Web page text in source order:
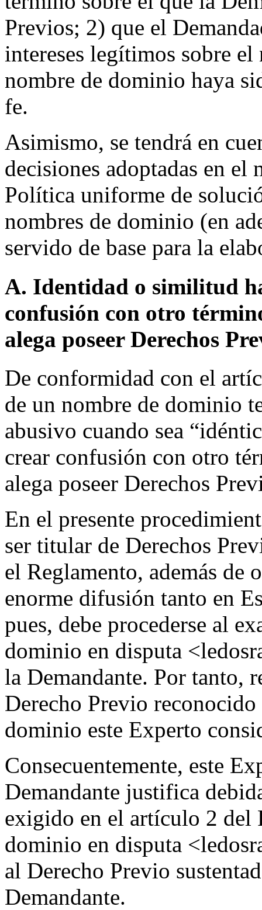
Previos; 2) que el
intereses legítimos sobre
nombre de dominio haya
fe.
Asimismo, se tendrá en
decisiones adoptadas en
Política uniforme de
nombres de dominio (en
servido de base para la
A. Identidad o similitud
confusión con otro
alega poseer Derechos
De conformidad con el
de un nombre de dominio
abusivo cuando sea
crear confusión con otro
alega poseer Derechos
En el presente
ser titular de Derechos
el Reglamento, además de
enorme difusión tanto en
pues, debe procederse al
dominio en disputa
la Demandante. Por tanto,
Derecho Previo
dominio este Experto
Consecuentemente, este
Demandante justifica
exigido en el artículo 2 del
dominio en disputa
al Derecho Previo
Demandante.